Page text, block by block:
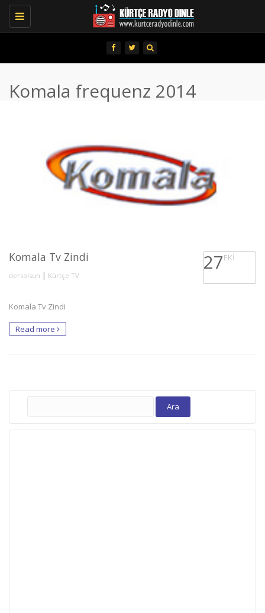
Toggle
navigation
Komala frequenz 2014
Komala Tv Zindi
dersolsun | Kürtçe TV
27EKI
Komala Tv Zindi
Read more
Arama: